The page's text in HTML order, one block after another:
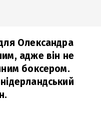
Олександра
адже він не
боксером.